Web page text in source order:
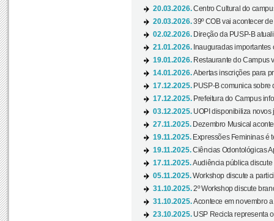
20.03.2026.Centro Cultural do
20.03.2026.39º COB vai acontecer
02.02.2026. Direção da PUSP-B
21.01.2026. Inauguradas
19.01.2026. Restaurante do Campus
14.01.2026.Abertas inscrições para
17.12.2025. PUSP-B comunica sobre
17.12.2025. Prefeitura do Campus
03.12.2025. UOPI disponibiliza novos
27.11.2025. Dezembro Musical
19.11.2025. Expressões Femininas é
19.11.2025.Ciências Odontológicas
17.11.2025.Audiência pública
05.11.2025.Workshop discute a
31.10.2025.2º Workshop discute
31.10.2025.Acontece em novembro
23.10.2025. USP Recicla representa